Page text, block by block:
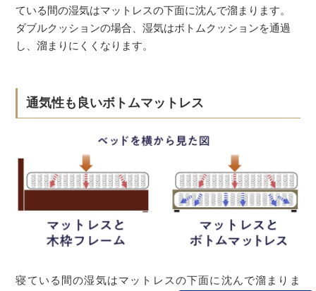
ている間の湿気はマットレスの下面に沈んで溜まります。
ダブルクッションの場合、湿気はボトムクッションを通過
し、溜まりにくくなります。
通気性も良いボトムマットレス
寝ている間の湿気はマットレスの下面に沈んで溜まりま